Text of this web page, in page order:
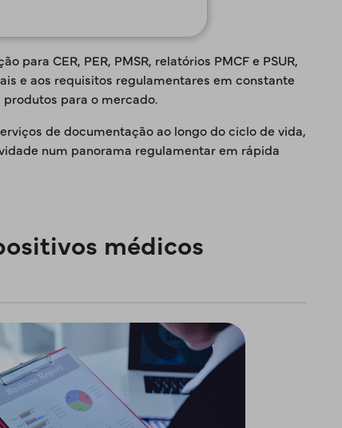
CER, PER, PMSR, relatórios PMCF e PSUR,
e aos requisitos regulamentares em constante
para o mercado.
de documentação ao longo do ciclo de vida,
num panorama regulamentar em rápida
médicos